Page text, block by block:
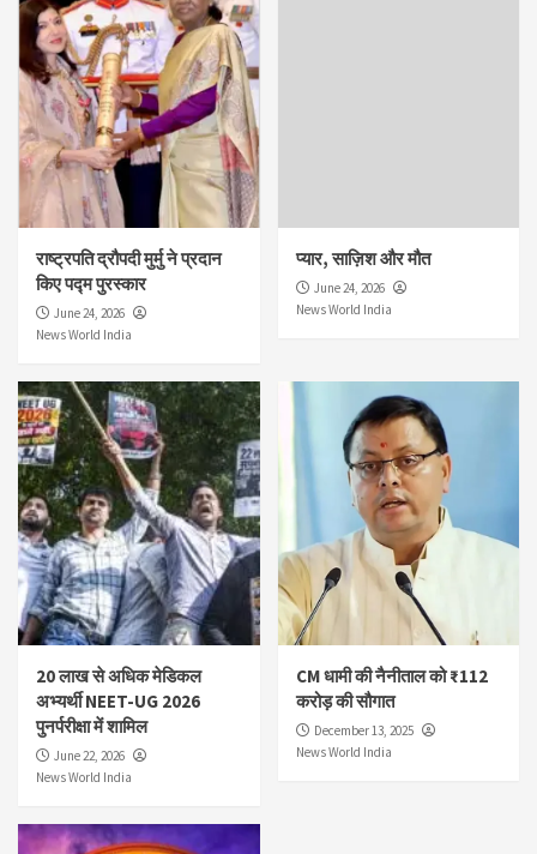
राष्ट्रपति द्रौपदी मुर्मु ने प्रदान
किए पद्म पुरस्कार
June 24, 2026
News World India
प्यार, साज़िश और मौत
June 24, 2026
News World India
20 लाख से अधिक मेडिकल
अभ्यर्थी NEET-UG 2026
पुनर्परीक्षा में शामिल
June 22, 2026
News World India
CM धामी की नैनीताल को ₹112
करोड़ की सौगात
December 13, 2025
News World India